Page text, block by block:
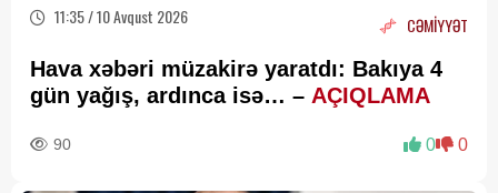
11:35 / 10 Avqust 2026 CƏMİYYƏT
Hava xəbəri müzakirə yaratdı: Bakıya 4
gün yağış, ardınca isə… – AÇIQLAMA
90 0 0